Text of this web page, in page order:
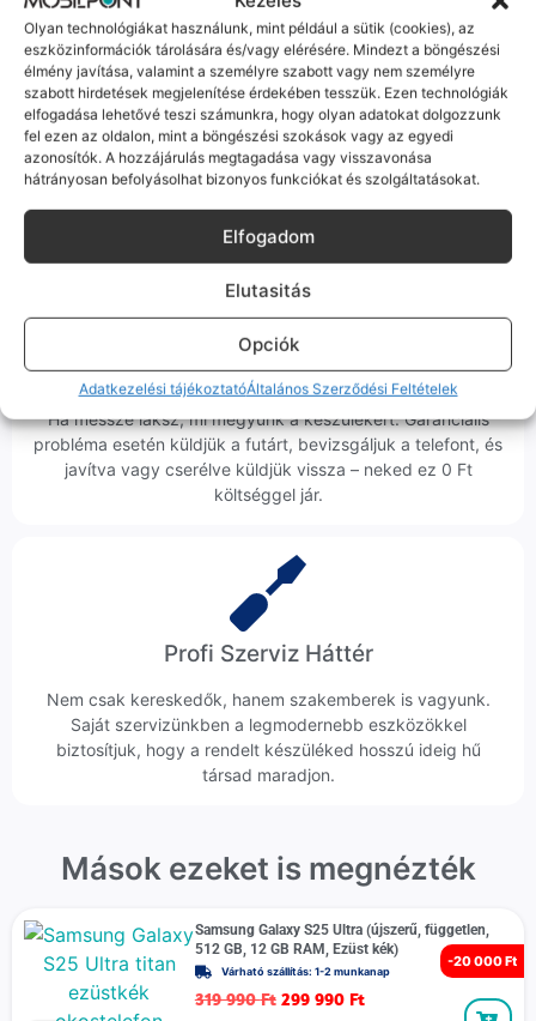
Olyan technológiákat használunk, mint például a sütik (cookies), az
eszközinformációk tárolására és/vagy elérésére. Mindezt a böngészési
élmény javítása, valamint a személyre szabott vagy nem személyre
szabott hirdetések megjelenítése érdekében tesszük. Ezen technológiák
elfogadása lehetővé teszi számunkra, hogy olyan adatokat dolgozzunk
fel ezen az oldalon, mint a böngészési szokások vagy az egyedi
azonosítók. A hozzájárulás megtagadása vagy visszavonása
hátrányosan befolyásolhat bizonyos funkciókat és szolgáltatásokat.
Elfogadom
Elutasitás
Opciók
Adatkezelési tájékoztatóÁltalános Szerződési Feltételek
Korrekt Ügyintézés
Hibázni emberi dolog, de a felelősségvállalás nálunk alap.
Ha ritkán előfordul egy hiba, nem kifogásokat keresünk,
hanem megoldást. Szakértő kollégáink azonnal kézbe
veszik az ügyedet.
Ingyenes Futár & Szerviz
Ha messze laksz, mi megyünk a készülékért. Garanciális
probléma esetén küldjük a futárt, bevizsgáljuk a telefont, és
javítva vagy cserélve küldjük vissza – neked ez 0 Ft
költséggel jár.
Profi Szerviz Háttér
Nem csak kereskedők, hanem szakemberek is vagyunk.
Saját szervizünkben a legmodernebb eszközökkel
biztosítjuk, hogy a rendelt készüléked hosszú ideig hű
társad maradjon.
Mások ezeket is megnézték
-20 000 Ft
Samsung Galaxy S25 Ultra (újszerű, független,
512 GB, 12 GB RAM, Ezüst kék)
Várható szállítás: 1-2 munkanap
319 990Ft 299 990 Ft